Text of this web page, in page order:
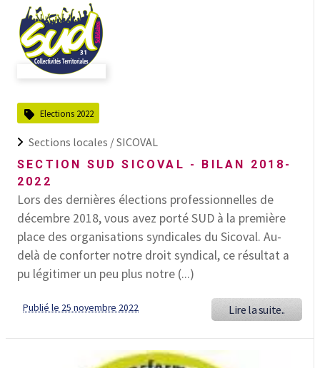
Elections 2022
Sections locales /SICOVAL
SECTION SUD SICOVAL - BILAN 2018-
2022
Lors des dernières élections professionnelles de
décembre 2018, vous avez porté SUD à la première
place des organisations syndicales du Sicoval. Au-
delà de conforter notre droit syndical, ce résultat a
pu légitimer un peu plus notre (...)
Publié le 25 novembre 2022 Lire la suite..